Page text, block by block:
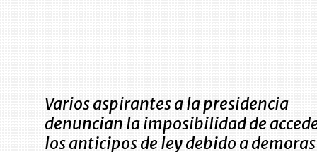
Varios aspirantes a la presidencia
denuncian la imposibilidad de
los anticipos de ley debido a demoras